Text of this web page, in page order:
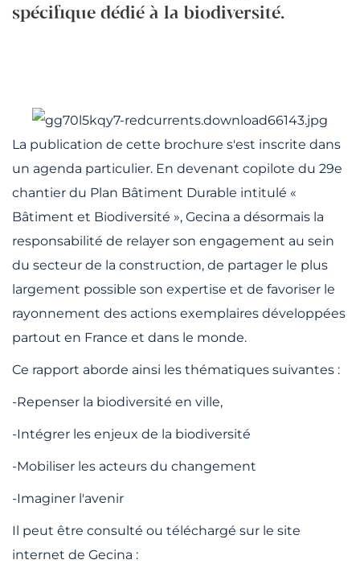
spécifique dédié à la biodiversité.
La publication de cette brochure s'est inscrite dans
un agenda particulier. En devenant copilote du 29e
chantier du Plan Bâtiment Durable intitulé «
Bâtiment et Biodiversité », Gecina a désormais la
responsabilité de relayer son engagement au sein
du secteur de la construction, de partager le plus
largement possible son expertise et de favoriser le
rayonnement des actions exemplaires développées
partout en France et dans le monde.
Ce rapport aborde ainsi les thématiques suivantes :
-Repenser la biodiversité en ville,
-Intégrer les enjeux de la biodiversité
-Mobiliser les acteurs du changement
-Imaginer l'avenir
Il peut être consulté ou téléchargé sur le site
internet de Gecina :